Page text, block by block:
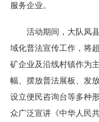
服务企业。
活动期间，大队凤
域化普法宣传工作，将
矿企业及沿线村镇作为
幅、摆放普法展板、发
设立便民咨询台等多种
众广泛宣讲《中华人民